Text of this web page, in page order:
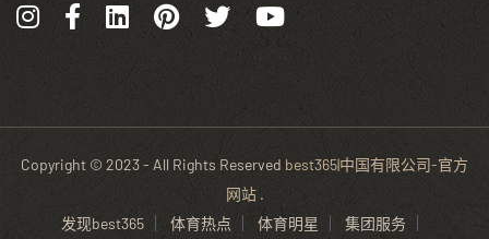
Copyright © 2023 - All Rights Reserved best365|中国有限公司-官方
网站.
发现best365
体育热点 体育明星 集团服务